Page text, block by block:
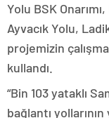
Yolu BSK
Ayvacık Yolu,
projemizin
kullandı.
“Bin 103 yataklı
bağlantı